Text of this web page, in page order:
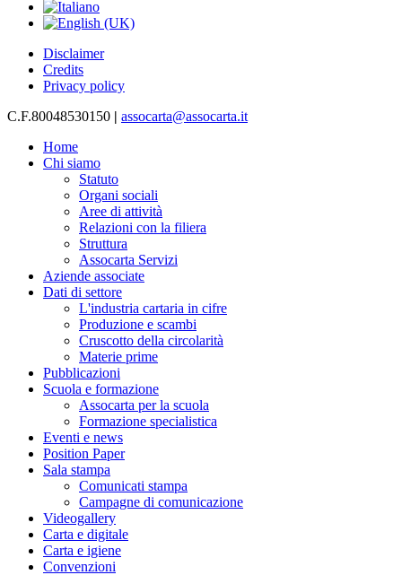
Disclaimer
Credits
Privacy policy
C.F.80048530150 | assocarta@assocarta.it
Home
Chi siamo
Statuto
Organi sociali
Aree di attività
Relazioni con la filiera
Struttura
Assocarta Servizi
Aziende associate
Dati di settore
L'industria cartaria in cifre
Produzione e scambi
Cruscotto della circolarità
Materie prime
Pubblicazioni
Scuola e formazione
Assocarta per la scuola
Formazione specialistica
Eventi e news
Position Paper
Sala stampa
Comunicati stampa
Campagne di comunicazione
Videogallery
Carta e digitale
Carta e igiene
Convenzioni